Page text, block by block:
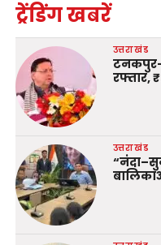
ट्रेंडिंग खबरें
उत्तराखंड
रफ्तार,
उत्तराखंड